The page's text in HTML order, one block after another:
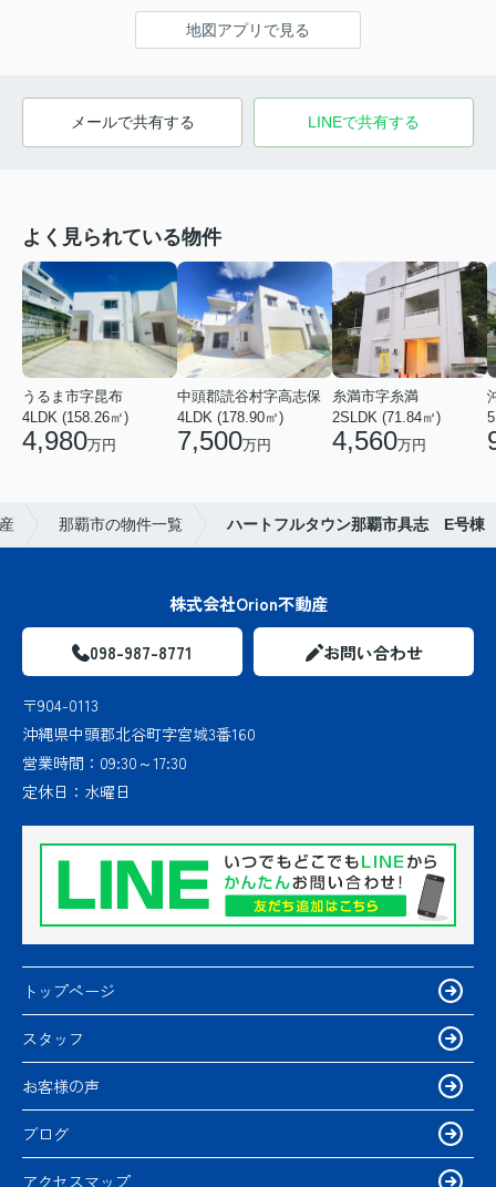
地図アプリで見る
メールで共有する LINEで共有する
よく見られている物件
うるま市字昆布
4LDK (158.26㎡)
4,980万円
中頭郡読谷村字高志保
4LDK (178.90㎡)
7,500万円
糸満市字糸満
2SLDK (71.84㎡)
4,560万円
那覇市の物件一覧 ハートフルタウン那覇市具志 E号棟
株式会社Orion不動産
098-987-8771 お問い合わせ
〒904-0113
沖縄県中頭郡北谷町字宮城3番160
営業時間： 09:30～17:30
定休日： 水曜日
トップページ
スタッフ
お客様の声
ブログ
アクセスマップ